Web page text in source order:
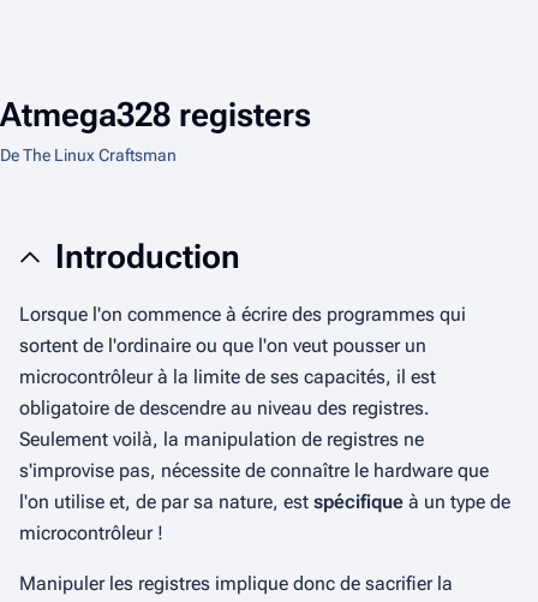
Atmega328 registers
De The Linux Craftsman
Introduction
Lorsque l'on commence à écrire des programmes qui
sortent de l'ordinaire ou que l'on veut pousser un
microcontrôleur à la limite de ses capacités, il est
obligatoire de descendre au niveau des registres.
Seulement voilà, la manipulation de registres ne
s'improvise pas, nécessite de connaître le hardware que
l'on utilise et, de par sa nature, est spécifique à un type de
microcontrôleur !
Manipuler les registres implique donc de sacrifier la